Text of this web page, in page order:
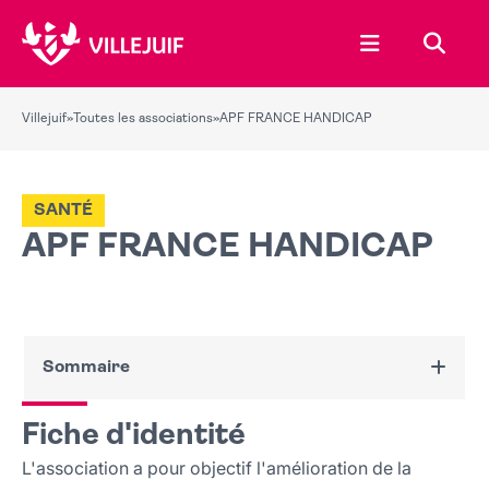
Ouvrir le
Villejuif» Toutes les associations»APF FRANCE HANDICAP
APF FRANCE HANDICAP
SANTÉ
Sommaire
Fiche d'identité
Nous contacter
Fiche d'identité
L'association a pour objectif l'amélioration de la